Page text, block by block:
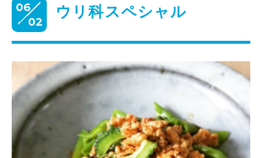
06
02
ウリ科スペシャル